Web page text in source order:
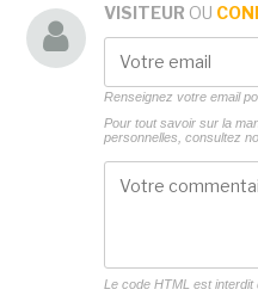
VISITEUR OU
Renseignez votre email
Pour tout savoir sur la
personnelles, consultez
Le code HTML est